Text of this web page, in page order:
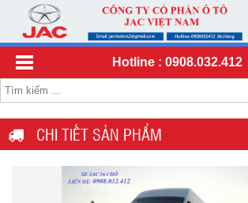
Hotline : 0908.032.412
CHI TIẾT SẢN PHẨM